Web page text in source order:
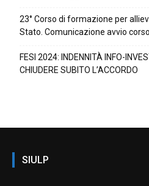
23° Corso di formazione per
Stato. Comunicazione avvio corso
FESI 2024: INDENNITÀ INFO-
CHIUDERE SUBITO L’ACCORDO
SIULP